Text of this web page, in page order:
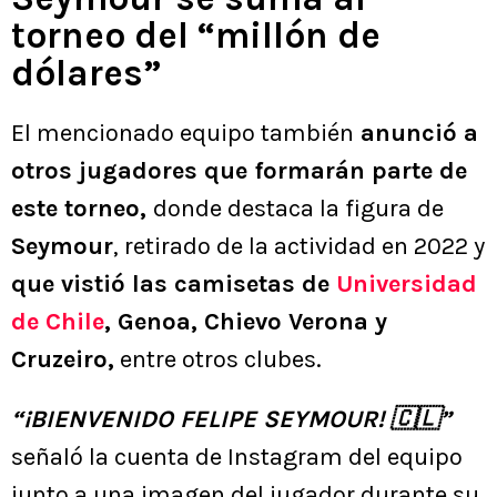
torneo del “millón de
dólares”
El mencionado equipo también anunció a
otros jugadores que formarán parte de
este torneo, donde destaca la figura de
Seymour, retirado de la actividad en 2022 y
que vistió las camisetas de Universidad
de Chile, Genoa, Chievo Verona y
Cruzeiro, entre otros clubes.
“¡BIENVENIDO FELIPE SEYMOUR! 🇨🇱”
señaló la cuenta de Instagram del equipo